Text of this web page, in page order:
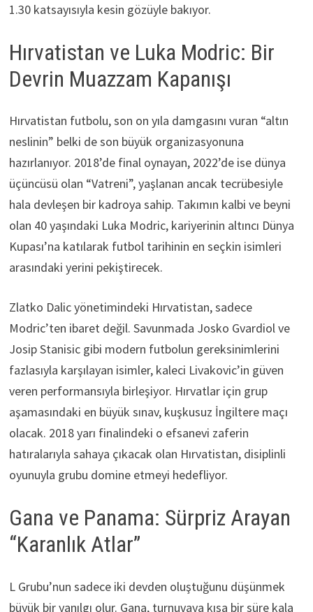
1.30 katsayısıyla kesin gözüyle bakıyor.
Hırvatistan ve Luka Modric: Bir
Devrin Muazzam Kapanışı
Hırvatistan futbolu, son on yıla damgasını vuran “altın
neslinin” belki de son büyük organizasyonuna
hazırlanıyor. 2018’de final oynayan, 2022’de ise dünya
üçüncüsü olan “Vatreni”, yaşlanan ancak tecrübesiyle
hala devleşen bir kadroya sahip. Takımın kalbi ve beyni
olan 40 yaşındaki Luka Modric, kariyerinin altıncı Dünya
Kupası’na katılarak futbol tarihinin en seçkin isimleri
arasındaki yerini pekiştirecek.
Zlatko Dalic yönetimindeki Hırvatistan, sadece
Modric’ten ibaret değil. Savunmada Josko Gvardiol ve
Josip Stanisic gibi modern futbolun gereksinimlerini
fazlasıyla karşılayan isimler, kaleci Livakovic’in güven
veren performansıyla birleşiyor. Hırvatlar için grup
aşamasındaki en büyük sınav, kuşkusuz İngiltere maçı
olacak. 2018 yarı finalindeki o efsanevi zaferin
hatıralarıyla sahaya çıkacak olan Hırvatistan, disiplinli
oyunuyla grubu domine etmeyi hedefliyor.
Gana ve Panama: Sürpriz Arayan
“Karanlık Atlar”
L Grubu’nun sadece iki devden oluştuğunu düşünmek
büyük bir yanılgı olur. Gana, turnuvaya kısa bir süre kala